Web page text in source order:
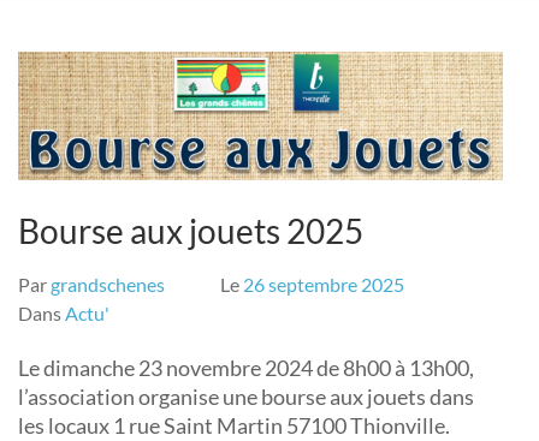
Bourse aux jouets 2025
Pargrandschenes Le 26 septembre 2025
DansActu'
Le dimanche 23 novembre 2024 de 8h00 à 13h00,
l’association organise une bourse aux jouets dans
les locaux 1 rue Saint Martin 57100 Thionville.